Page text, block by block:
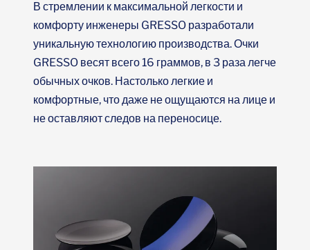
комфорту инженеры GRESSO разработали
уникальную технологию производства. Очки
GRESSO весят всего 16 граммов, в 3 раза легче
обычных очков. Настолько легкие и
комфортные, что даже не ощущаются на лице и
не оставляют следов на переносице.